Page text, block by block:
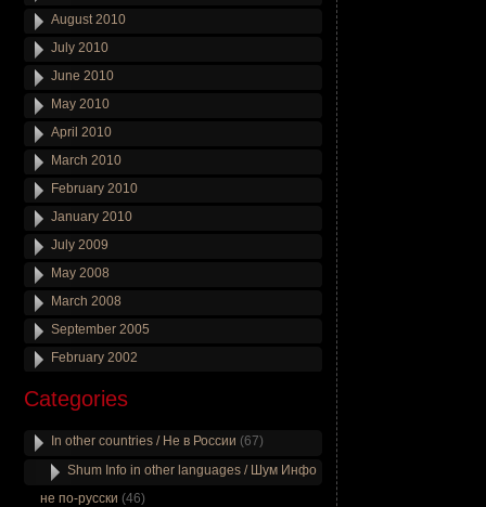
August 2010
July 2010
June 2010
May 2010
April 2010
March 2010
February 2010
January 2010
July 2009
May 2008
March 2008
September 2005
February 2002
Categories
In other countries / Не в России (67)
Shum Info in other languages / Шум Инфо
не по-русски (46)